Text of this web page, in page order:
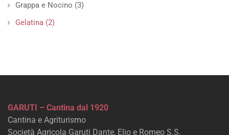
Grappa e Nocino (3)
Gelatina (2)
GARUTI – Cantina dal 1920
Cantina e Agriturismo
Società Agricola Garuti Dante, Elio e Romeo S.S.